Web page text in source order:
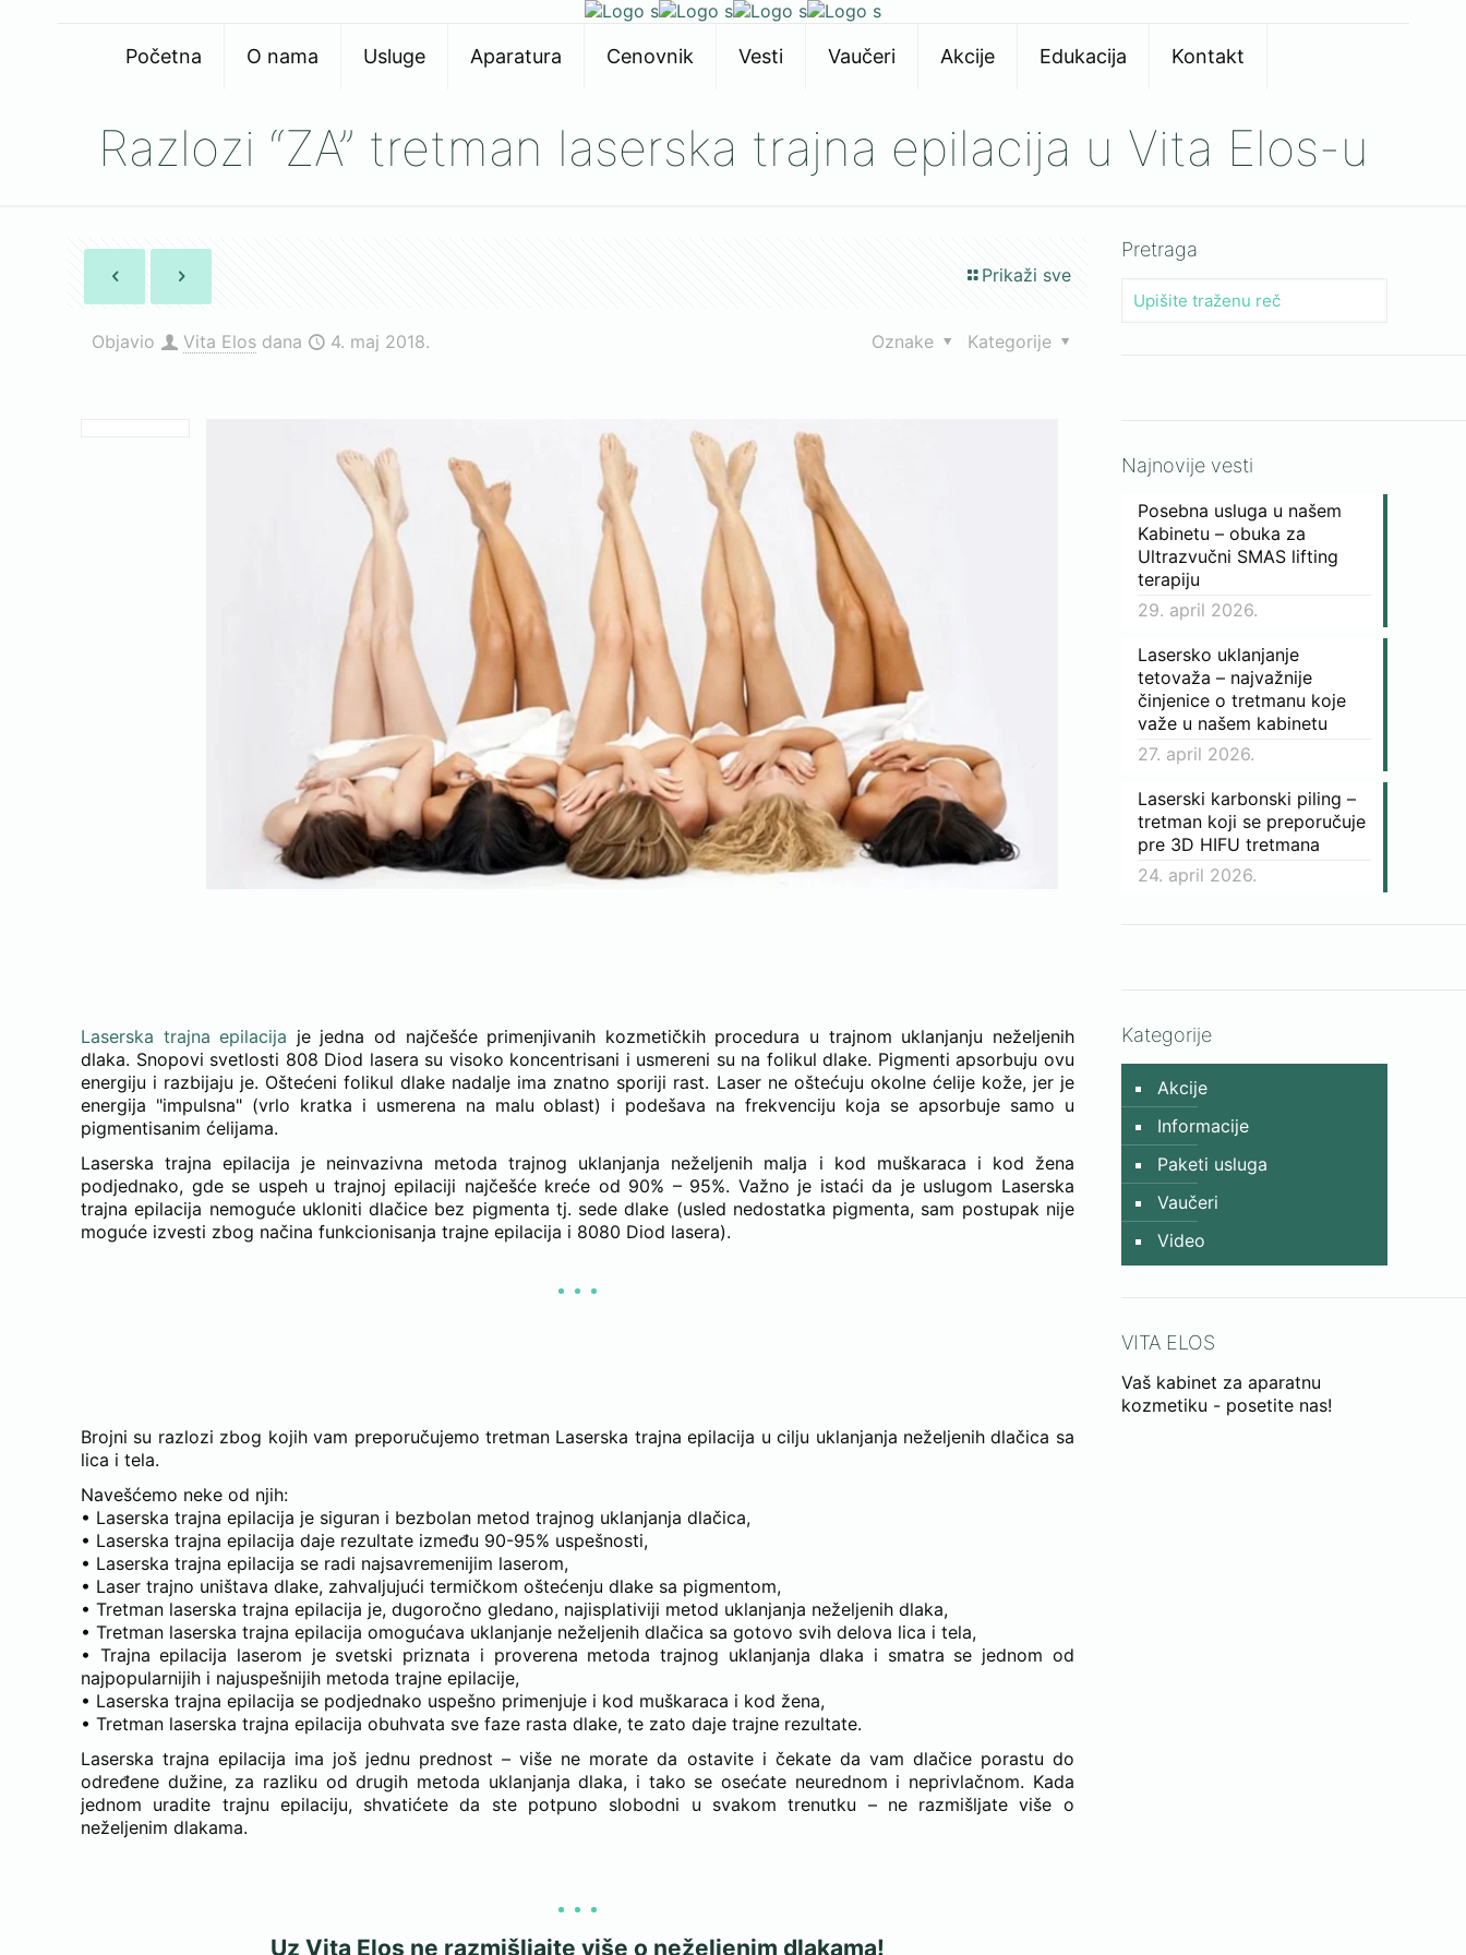
Početna O nama Usluge Aparatura Cenovnik Vesti Vaučeri Akcije Edukacija Kontakt
Razlozi “ZA” tretman laserska trajna epilacija u Vita Elos-u
Prikaži sve
Objavio Vita Elos dana 4. maj 2018. Kategorije
Oznake
Laserska trajna epilacija je jedna od najčešće primenjivanih kozmetičkih procedura u trajnom uklanjanju neželjenih
dlaka. Snopovi svetlosti 808 Diod lasera su visoko koncentrisani i usmereni su na folikul dlake. Pigmenti apsorbuju ovu
energiju i razbijaju je. Oštećeni folikul dlake nadalje ima znatno sporiji rast. Laser ne oštećuju okolne ćelije kože, jer je
energija "impulsna" (vrlo kratka i usmerena na malu oblast) i podešava na frekvenciju koja se apsorbuje samo u
pigmentisanim ćelijama.
Laserska trajna epilacija je neinvazivna metoda trajnog uklanjanja neželjenih malja i kod muškaraca i kod žena
podjednako, gde se uspeh u trajnoj epilaciji najčešće kreće od 90% – 95%. Važno je istaći da je uslugom Laserska
trajna epilacija nemoguće ukloniti dlačice bez pigmenta tj. sede dlake (usled nedostatka pigmenta, sam postupak nije
moguće izvesti zbog načina funkcionisanja trajne epilacija i 8080 Diod lasera).
Brojni su razlozi zbog kojih vam preporučujemo tretman Laserska trajna epilacija u cilju uklanjanja neželjenih dlačica sa
lica i tela.
Navešćemo neke od njih:
• Laserska trajna epilacija je siguran i bezbolan metod trajnog uklanjanja dlačica,
• Laserska trajna epilacija daje rezultate između 90-95% uspešnosti,
• Laserska trajna epilacija se radi najsavremenijim laserom,
• Laser trajno uništava dlake, zahvaljujući termičkom oštećenju dlake sa pigmentom,
• Tretman laserska trajna epilacija je, dugoročno gledano, najisplativiji metod uklanjanja neželjenih dlaka,
• Tretman laserska trajna epilacija omogućava uklanjanje neželjenih dlačica sa gotovo svih delova lica i tela,
• Trajna epilacija laserom je svetski priznata i proverena metoda trajnog uklanjanja dlaka i smatra se jednom od
najpopularnijih i najuspešnijih metoda trajne epilacije,
• Laserska trajna epilacija se podjednako uspešno primenjuje i kod muškaraca i kod žena,
• Tretman laserska trajna epilacija obuhvata sve faze rasta dlake, te zato daje trajne rezultate.
Laserska trajna epilacija ima još jednu prednost – više ne morate da ostavite i čekate da vam dlačice porastu do
određene dužine, za razliku od drugih metoda uklanjanja dlaka, i tako se osećate neurednom i neprivlačnom. Kada
jednom uradite trajnu epilaciju, shvatićete da ste potpuno slobodni u svakom trenutku – ne razmišljate više o
neželjenim dlakama.
Uz Vita Elos ne razmišljajte više o neželjenim dlakama!
Pretraga
Najnovije vesti
Posebna usluga u našem
Kabinetu – obuka za
Ultrazvučni SMAS lifting
terapiju
29. april 2026.
Lasersko uklanjanje
tetovaža – najvažnije
činjenice o tretmanu koje
važe u našem kabinetu
27. april 2026.
Laserski karbonski piling –
tretman koji se preporučuje
pre 3D HIFU tretmana
24. april 2026.
Kategorije
Akcije
Informacije
Paketi usluga
Vaučeri
Video
VITA ELOS
Vaš kabinet za aparatnu
kozmetiku - posetite nas!